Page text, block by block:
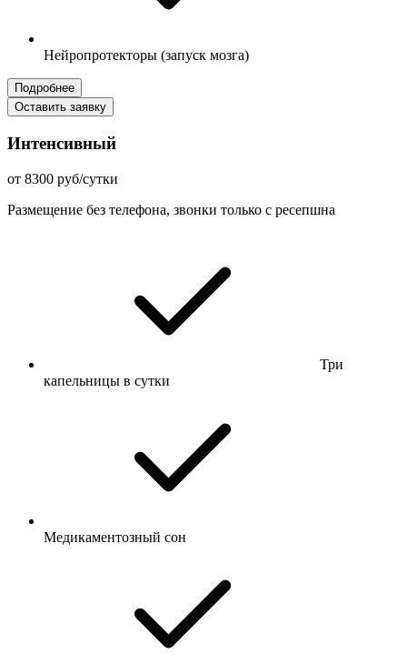
Нейропротекторы (запуск мозга)
Подробнее
Оставить заявку
Интенсивный
от 8300 руб/сутки
Размещение без телефона, звонки только с ресепшна
Три
капельницы в сутки
Медикаментозный сон